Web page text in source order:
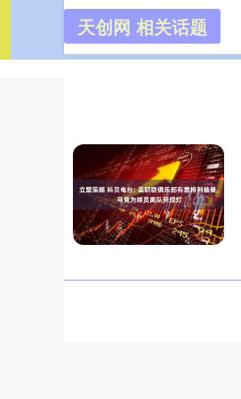
天创网 相关话题